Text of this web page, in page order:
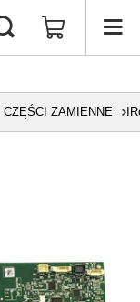
ZAMIENNE